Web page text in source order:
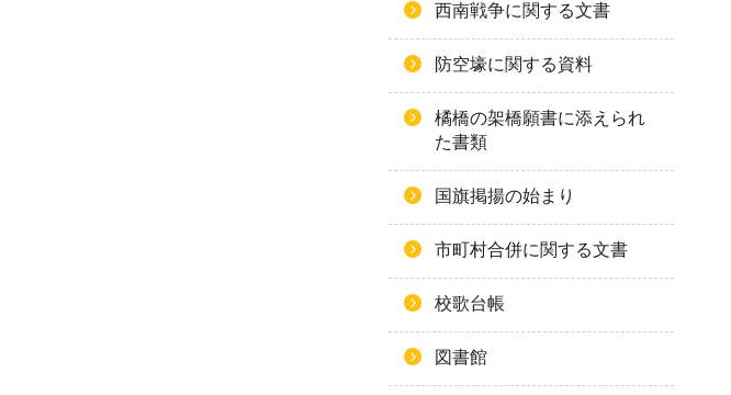
西南戦争に関する文書
防空壕に関する資料
橘橋の架橋願書に添えられ
た書類
国旗掲揚の始まり
市町村合併に関する文書
校歌台帳
図書館